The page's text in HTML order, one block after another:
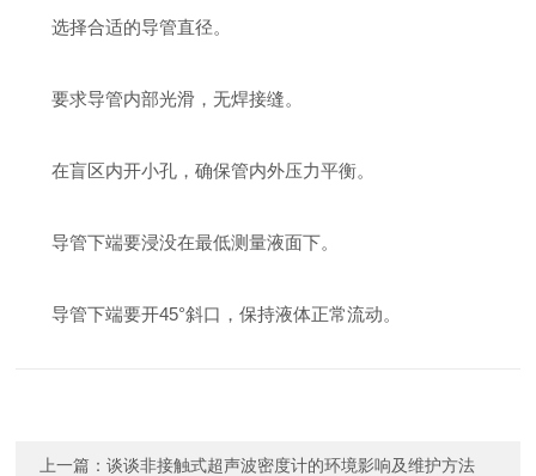
选择合适的导管直径。
要求导管内部光滑，无焊接缝。
在盲区内开小孔，确保管内外压力平衡。
导管下端要浸没在最低测量液面下。
导管下端要开45°斜口，保持液体正常流动。
上一篇：谈谈非接触式超声波密度计的环境影响及维护方法